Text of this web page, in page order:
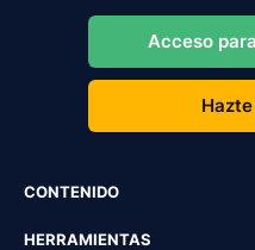
Acceso
CONTENIDO
HERRAMIENTAS